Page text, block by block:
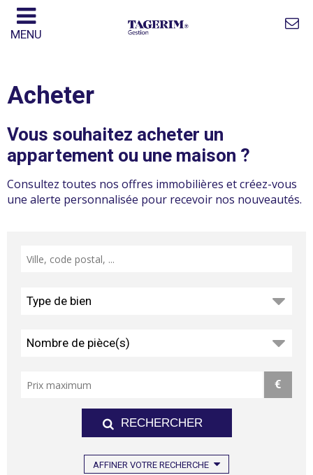
MENU
Acheter
Vous souhaitez acheter un
appartement ou une maison ?
Consultez toutes nos offres immobilières et créez-vous
une alerte personnalisée pour recevoir nos nouveautés.
Type de bien
Nombre de pièce(s)
€
AFFINER VOTRE RECHERCHE